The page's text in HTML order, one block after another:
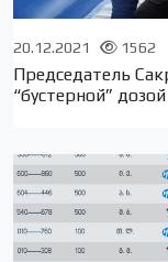
20.12.2021 1562
Председатель
“бустерной” дозой